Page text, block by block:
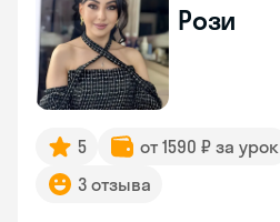
Рози
5 от 1590 ₽ за урок
3 отзыва